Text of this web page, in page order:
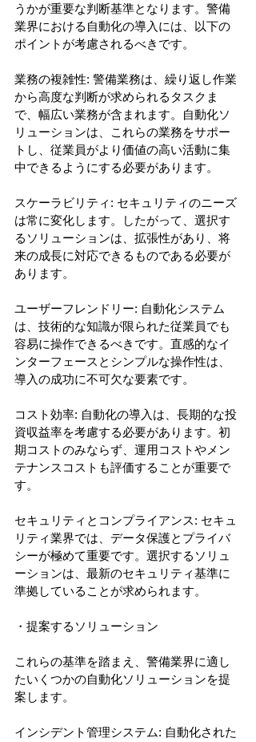
うかが重要な判断基準となります。警備
業界における自動化の導入には、以下の
ポイントが考慮されるべきです。
業務の複雑性: 警備業務は、繰り返し作業
から高度な判断が求められるタスクま
で、幅広い業務が含まれます。自動化ソ
リューションは、これらの業務をサポー
トし、従業員がより価値の高い活動に集
中できるようにする必要があります。
スケーラビリティ: セキュリティのニーズ
は常に変化します。したがって、選択す
るソリューションは、拡張性があり、将
来の成長に対応できるものである必要が
あります。
ユーザーフレンドリー: 自動化システム
は、技術的な知識が限られた従業員でも
容易に操作できるべきです。直感的なイ
ンターフェースとシンプルな操作性は、
導入の成功に不可欠な要素です。
コスト効率: 自動化の導入は、長期的な投
資収益率を考慮する必要があります。初
期コストのみならず、運用コストやメン
テナンスコストも評価することが重要で
す。
セキュリティとコンプライアンス: セキュ
リティ業界では、データ保護とプライバ
シーが極めて重要です。選択するソリュ
ーションは、最新のセキュリティ基準に
準拠していることが求められます。
・提案するソリューション
これらの基準を踏まえ、警備業界に適し
たいくつかの自動化ソリューションを提
案します。
インシデント管理システム: 自動化された